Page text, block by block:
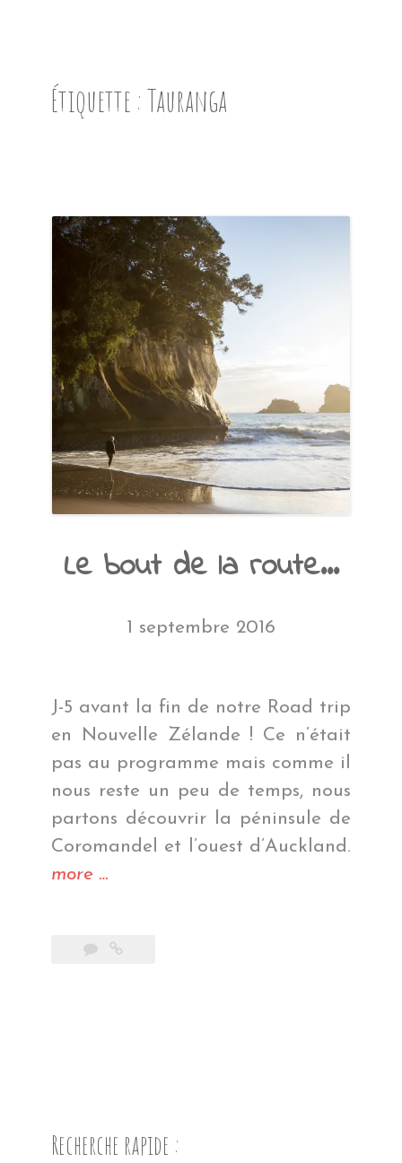
PRÉSENTATION
EN IMAGES
NOS BONNES ADRESSES
Étiquette :Tauranga
Le bout de la route…
1 septembre 2016
J-5 avant la fin de notre Road trip
en Nouvelle Zélande ! Ce n’était
pas au programme mais comme il
nous reste un peu de temps, nous
partons découvrir la péninsule de
Coromandel et l’ouest d’Auckland.
more « Le
…
Recherche rapide :